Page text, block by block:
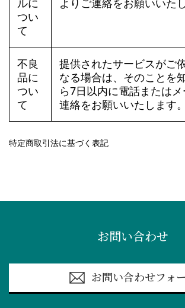
つい
て
不良
品に
つい
て
提供されたサービスがご
なる場合は、そのことを
ら7日以内に電話または
連絡をお願いいたします。
特定商取引法に基づく表記
お問い合わせ
お問い合わせフォ